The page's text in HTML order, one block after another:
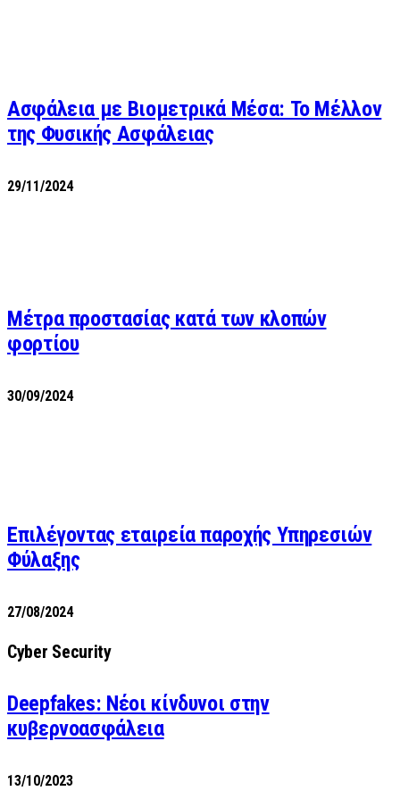
Ασφάλεια με Βιομετρικά Μέσα: Το Μέλλον
της Φυσικής Ασφάλειας
29/11/2024
Μέτρα προστασίας κατά των κλοπών
φορτίου
30/09/2024
Επιλέγοντας εταιρεία παροχής Υπηρεσιών
Φύλαξης
27/08/2024
Cyber Security
Deepfakes: Νέοι κίνδυνοι στην
κυβερνοασφάλεια
13/10/2023